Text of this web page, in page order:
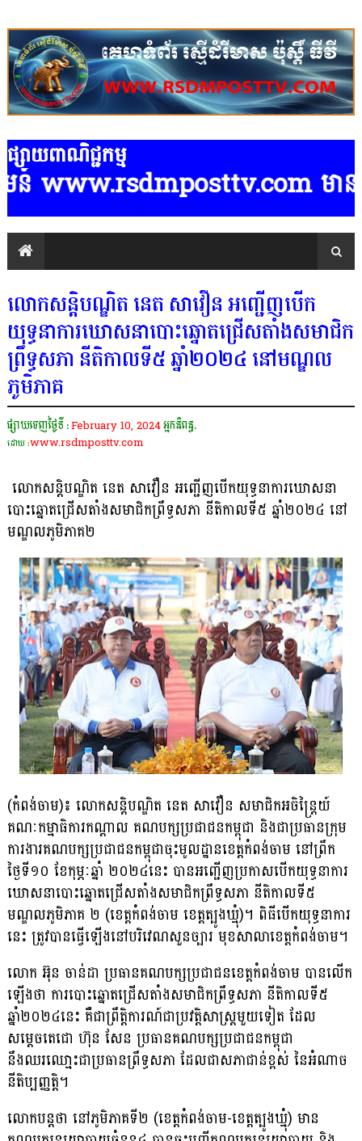
ផ្សាយពាណិជ្ជកម្ម
www.rsdmposttv.com មានទទួ
លោកសន្តិបណ្ឌិត នេត សាវឿន អញ្ជើញបើក
យុទ្ធនាការឃោសនាបោះឆ្នោតជ្រើសតាំងសមាជិក
ព្រឹទ្ធសភា នីតិកាលទី៥ ឆ្នាំ២០២៤ នៅមណ្ឌល
ភូមិភាគ
ផ្សាយចេញថ្ងៃទី :February 10, 2024អ្នកនិពន្ធ.
ដោយ :www.rsdmposttv.com
លោកសន្តិបណ្ឌិត នេត សាវឿន អញ្ជើញបើកយុទ្ធនាការឃោសនា
បោះឆ្នោតជ្រើសតាំងសមាជិកព្រឹទ្ធសភា នីតិកាលទី៥ ឆ្នាំ២០២៤ នៅ
មណ្ឌលភូមិភាគ២
(កំពង់ចាម)៖ លោកសន្តិបណ្ឌិត នេត សាវឿន សមាជិកអចិន្ត្រៃយ៍
គណៈកម្មាធិការកណ្តាល គណបក្សប្រជាជនកម្ពុជា និងជាប្រធានក្រុម
ការងារគណបក្សប្រជាជនកម្ពុជាចុះមូលដ្ឋានខេត្តកំពង់ចាម នៅព្រឹក
ថ្ងៃទី១០ ខែកុម្ភៈឆ្នាំ ២០២៤នេះ បានអញ្ជើញប្រកាសបើកយុទ្ធនាការ
ឃោសនាបោះឆ្នោតជ្រើសតាំងសមាជិកព្រឹទ្ធសភា នីតិកាលទី៥
មណ្ឌលភូមិភាគ ២ (ខេត្តកំពង់ចាម ខេត្តត្បូងឃ្មុំ)។ ពិធីបើកយុទ្ធនាការ
នេះ ត្រូវបានធ្វើឡើងនៅបរិវេណសួនច្បារ មុខសាលាខេត្តកំពង់ចាម។
លោក អ៊ុន ចាន់ដា ប្រធានគណបក្សប្រជាជនខេត្តកំពង់ចាម បានលើក
ឡើងថា ការបោះឆ្នោតជ្រើសតាំងសមាជិកព្រឹទ្ធសភា នីតិកាលទី៥
ឆ្នាំ២០២៤នេះ គឺជាព្រឹត្តិការណ៍ជាប្រវត្តិសាស្ត្រមួយទៀត ដែល
សម្ដេចតេជោ ហ៊ុន សែន ប្រធានគណបក្សប្រជាជនកម្ពុជា
នឹងឈរឈោ្មះជាប្រធានព្រឹទ្ធសភា ដែលជាសភាជាន់ខ្ពស់ នៃអំណាច
នីតិប្បញ្ញត្តិ។
លោកបន្ដថា នៅភូមិភាគទី២ (ខេត្តកំពង់ចាម-ខេត្តត្បូងឃ្មុំ) មាន